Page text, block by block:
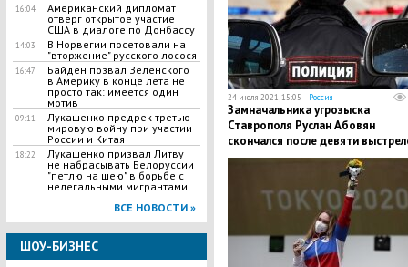
16:04
Американский дипломат
отверг открытое участие
США в диалоге по Донбассу
14:03
В Норвегии посетовали на
"вторжение" русского лосося
16:47
Байден позвал Зеленского
в Америку в конце лета не
просто так: имеется один
мотив
09:11
Лукашенко предрек третью
мировую войну при участии
России и Китая
18:22
Лукашенко призвал Литву
не набрасывать Белоруссии
"петлю на шею" в борьбе с
нелегальными мигрантами
ВСЕ НОВОСТИ »
ШОУ-БИЗНЕС
24 июля 2021, 15:05 —Россия
Замначальника угрозыска
Ставрополя Руслан Абовян
скончался после девяти
на парковке